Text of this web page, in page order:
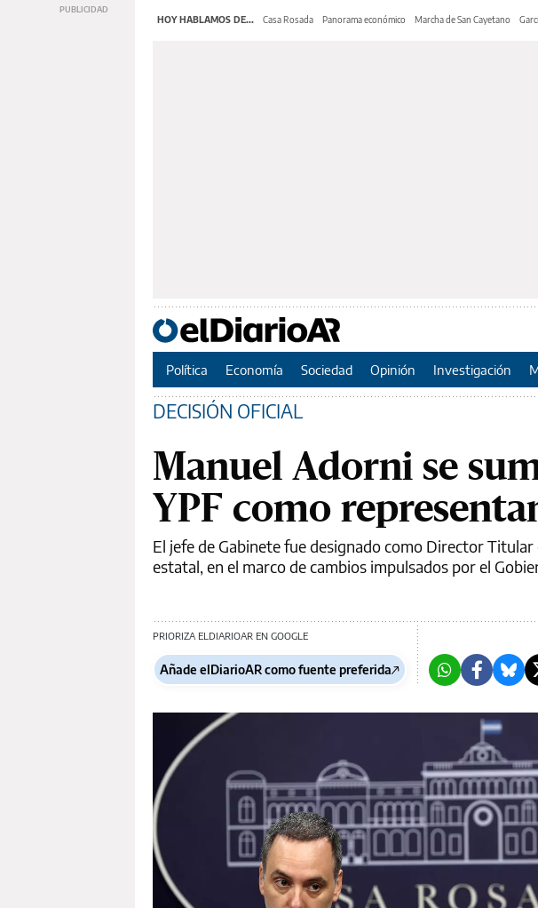
HOY HABLAMOS DE... Casa Rosada Panorama económico Marcha de San Cayetano
Política Economía Sociedad Opinión Investigación
DECISIÓN OFICIAL
Manuel Adorni se
YPF como
El jefe de Gabinete fue designado como Director
estatal, en el marco de cambios impulsados por el
PRIORIZA ELDIARIOAR EN GOOGLE
Añade elDiarioAR como fuente preferida